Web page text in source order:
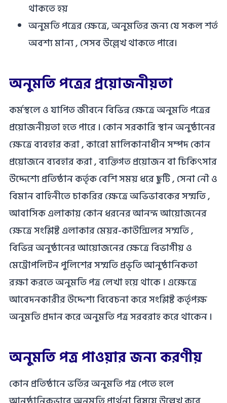
থাকতে হয়
অনুমতি পত্রের ক্ষেত্রে, অনুমতির জন্য যে সকল শর্ত
অবশ্য মান্য , সেসব উল্লেখ থাকতে পারে।
অনুমতি পত্রের প্রয়োজনীয়তা
কর্মস্থলে ও যাপিত জীবনে বিভিন্ন ক্ষেত্রে অনুমতি পত্রের
প্রয়োজনীয়তা হতে পারে । কোন সরকারি স্থান অনুষ্ঠানের
ক্ষেত্রে ব্যবহার করা , কারো মালিকানাধীন সম্পদ কোন
প্রয়োজনে ব্যবহার করা , ব্যক্তিগত প্রয়োজন বা চিকিৎসার
উদ্দেশ্যে প্রতিষ্ঠান কর্তৃক বেশি সময় ধরে ছুটি , সেনা নৌ ও
বিমান বাহিনীতে চাকরির ক্ষেত্রে অভিভাবকের সম্মতি ,
আবাসিক এলাকায় কোন ধরনের আনন্দ আয়োজনের
ক্ষেত্রে সংশ্লিষ্ট এলাকার মেয়র-কাউন্সিলর সম্মতি ,
বিভিন্ন অনুষ্ঠানের আয়োজনের ক্ষেত্রে বিভাগীয় ও
মেট্রোপলিটন পুলিশের সম্মতি প্রভৃতি আনুষ্ঠানিকতা
রক্ষা করতে অনুমতি পত্র লেখা হয়ে থাকে । এক্ষেত্রে
আবেদনকারীর উদ্দেশ্য বিবেচনা করে সংশ্লিষ্ট কর্তৃপক্ষ
অনুমতি প্রদান করে অনুমতি পত্র সরবরাহ করে থাকেন ।
অনুমতি পত্র পাওয়ার জন্য করণীয়
কোন প্রতিষ্ঠানে ভর্তির অনুমতি পত্র পেতে হলে